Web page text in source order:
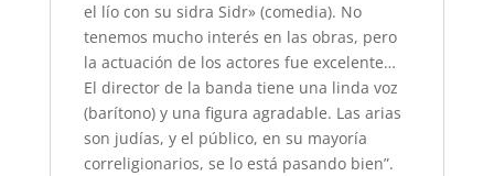
el lío con su sidra Sidr» (comedia). No
tenemos mucho interés en las obras, pero
la actuación de los actores fue excelente…
El director de la banda tiene una linda voz
(barítono) y una figura agradable. Las arias
son judías, y el público, en su mayoría
correligionarios, se lo está pasando bien”.